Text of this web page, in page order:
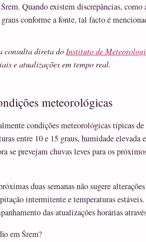
Quando existem discrepâncias, como
conforme a fonte, tal facto é
consulta direta do Instituto de
e atualizações em tempo real.
meteorológicas
condições meteorológicas típicas
entre 10 e 15 graus, humidade elevada
se prevejam chuvas leves para os
duas semanas não sugere
intermitente e temperaturas
das atualizações horárias
em Śrem?